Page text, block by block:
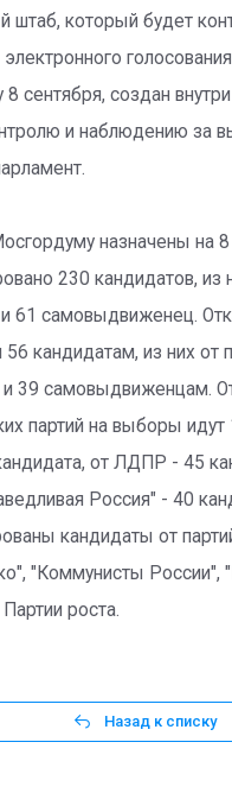
штаб, который будет
сентября, создан
и наблюдению за
назначены на 8
230 кандидатов, из
61 самовыдвиженец.
56 кандидатам, из них от
39 самовыдвиженцам.
партий на выборы идут
от ЛДПР - 45
Россия" - 40
кандидаты от
"Коммунисты России",
роста.
Назад к списку